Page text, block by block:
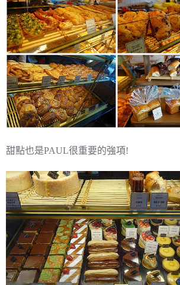
甜點也是PAUL很重要的強項!